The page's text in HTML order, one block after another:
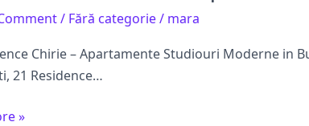
/ Fără categorie/ mara
Chirie – Apartamente Studiouri Moderne
21 Residence…
»